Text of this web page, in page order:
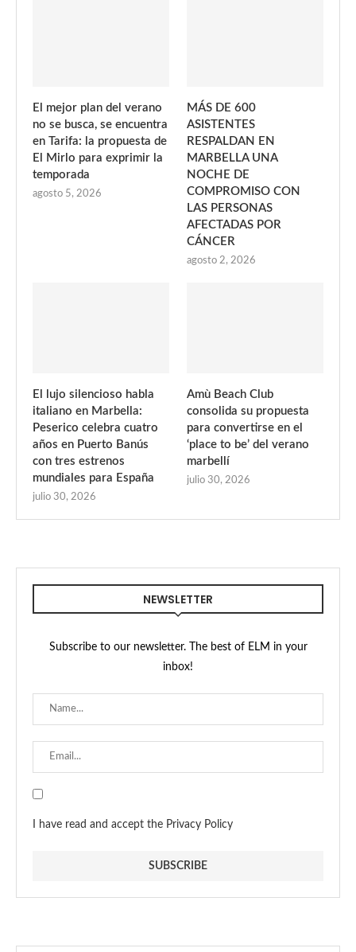
El mejor plan del verano
no se busca, se encuentra
en Tarifa: la propuesta de
El Mirlo para exprimir la
temporada
agosto 5, 2026
MÁS DE 600
ASISTENTES
RESPALDAN EN
MARBELLA UNA
NOCHE DE
COMPROMISO CON
LAS PERSONAS
AFECTADAS POR
CÁNCER
agosto 2, 2026
El lujo silencioso habla
italiano en Marbella:
Peserico celebra cuatro
años en Puerto Banús
con tres estrenos
mundiales para España
julio 30, 2026
Amù Beach Club
consolida su propuesta
para convertirse en el
‘place to be’ del verano
marbellí
julio 30, 2026
NEWSLETTER
Subscribe to our newsletter. The best of ELM in your
inbox!
I have read and accept the Privacy Policy